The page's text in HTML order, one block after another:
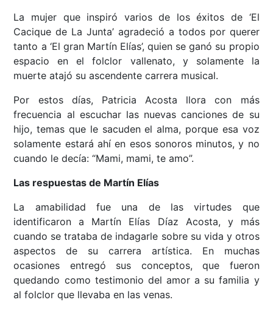
La mujer que inspiró varios de los éxitos de ‘El
Cacique de La Junta’ agradeció a todos por querer
tanto a ‘El gran Martín Elías’, quien se ganó su propio
espacio en el folclor vallenato, y solamente la
muerte atajó su ascendente carrera musical.
Por estos días, Patricia Acosta llora con más
frecuencia al escuchar las nuevas canciones de su
hijo, temas que le sacuden el alma, porque esa voz
solamente estará ahí en esos sonoros minutos, y no
cuando le decía: “Mami, mami, te amo”.
Las respuestas de Martín Elías
La amabilidad fue una de las virtudes que
identificaron a Martín Elías Díaz Acosta, y más
cuando se trataba de indagarle sobre su vida y otros
aspectos de su carrera artística. En muchas
ocasiones entregó sus conceptos, que fueron
quedando como testimonio del amor a su familia y
al folclor que llevaba en las venas.